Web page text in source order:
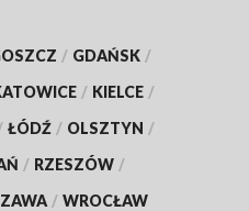
/ GDAŃSK /
/ KIELCE /
ŁÓDŹ / OLSZTYN /
/ RZESZÓW /
/ WROCŁAW